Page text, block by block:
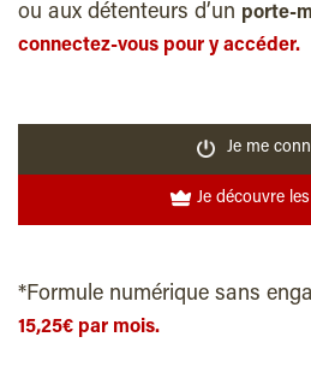
ou aux détenteurs d’un porte-
connectez-vous pour y accéder.
Je me
*Formule numérique sans
15,25€ par mois.